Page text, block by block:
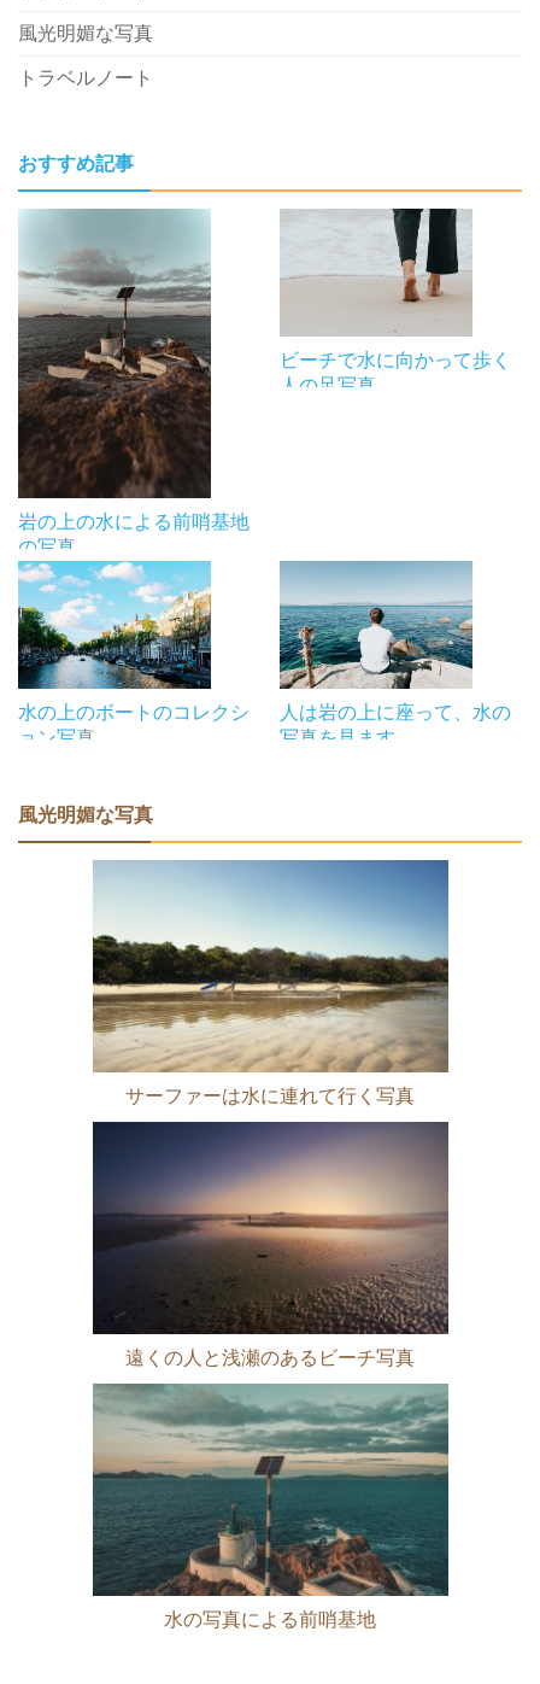
風光明媚な写真
トラベルノート
おすすめ記事
岩の上の水による前哨基地
の写真
ビーチで水に向かって歩く
人の足写真
水の上のボートのコレクシ
ョン写真
人は岩の上に座って、水の
写真を見ます
風光明媚な写真
サーファーは水に連れて行く写真
遠くの人と浅瀬のあるビーチ写真
水の写真による前哨基地